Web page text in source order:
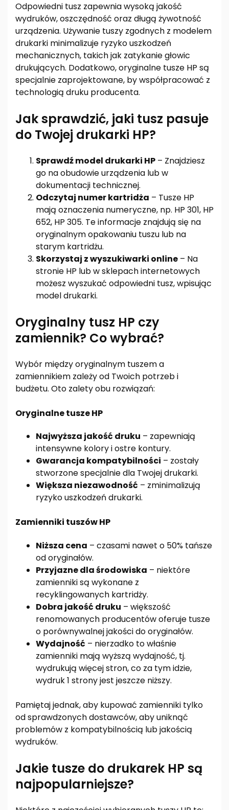
Odpowiedni tusz zapewnia wysoką jakość
wydruków, oszczędność oraz długą żywotność
urządzenia. Używanie tuszy zgodnych z modelem
drukarki minimalizuje ryzyko uszkodzeń
mechanicznych, takich jak zatykanie głowic
drukujących. Dodatkowo, oryginalne tusze HP są
specjalnie zaprojektowane, by współpracować z
technologią druku producenta.
Jak sprawdzić, jaki tusz pasuje
do Twojej drukarki HP?
Sprawdź model drukarki HP – Znajdziesz
go na obudowie urządzenia lub w
dokumentacji technicznej.
Odczytaj numer kartridża – Tusze HP
mają oznaczenia numeryczne, np. HP 301, HP
652, HP 305. Te informacje znajdują się na
oryginalnym opakowaniu tuszu lub na
starym kartridżu.
Skorzystaj z wyszukiwarki online – Na
stronie HP lub w sklepach internetowych
możesz wyszukać odpowiedni tusz, wpisując
model drukarki.
Oryginalny tusz HP czy
zamiennik? Co wybrać?
Wybór między oryginalnym tuszem a
zamiennikiem zależy od Twoich potrzeb i
budżetu. Oto zalety obu rozwiązań:
Oryginalne tusze HP
Najwyższa jakość druku – zapewniają
intensywne kolory i ostre kontury.
Gwarancja kompatybilności – zostały
stworzone specjalnie dla Twojej drukarki.
Większa niezawodność – zminimalizują
ryzyko uszkodzeń drukarki.
Zamienniki tuszów HP
Niższa cena – czasami nawet o 50% tańsze
od oryginałów.
Przyjazne dla środowiska – niektóre
zamienniki są wykonane z
recyklingowanych kartridży.
Dobra jakość druku – większość
renomowanych producentów oferuje tusze
o porównywalnej jakości do oryginałów.
Wydajność – nierzadko to właśnie
zamienniki mają wyższą wydajność, tj.
wydrukują więcej stron, co za tym idzie,
wydruk 1 strony jest jeszcze niższy.
Pamiętaj jednak, aby kupować zamienniki tylko
od sprawdzonych dostawców, aby uniknąć
problemów z kompatybilnością lub jakością
wydruków.
Jakie tusze do drukarek HP są
najpopularniejsze?